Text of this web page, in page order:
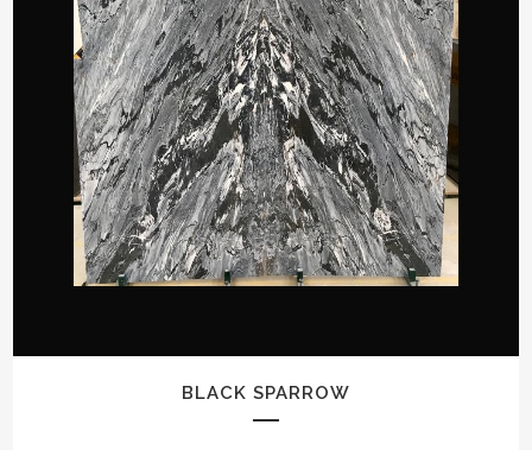
BLACK SPARROW